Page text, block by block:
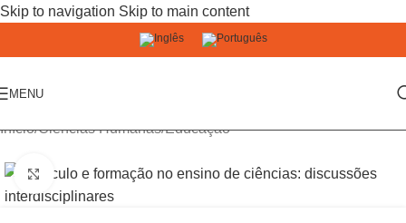
Skip to navigation Skip to main content
MENU
Início/Ciências Humanas/Educação
Click to enlarge